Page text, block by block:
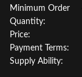
Minimum Order
Quantity:
Price:
Payment Terms:
Supply Ability: